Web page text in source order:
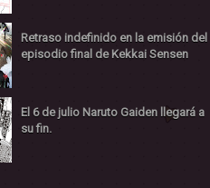
Retraso indefinido en la emisión del
episodio final de Kekkai Sensen
El 6 de julio Naruto Gaiden llegará a
su fin.